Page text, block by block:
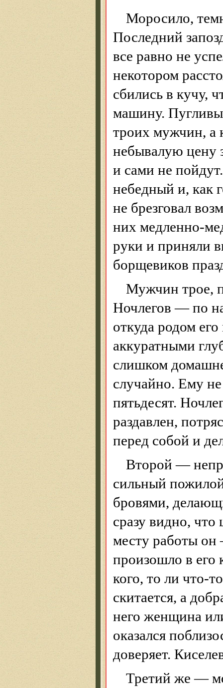
Моросило,
Последний
все равно не
некотором
сбились в кучу,
машину.
троих мужчин, а
небывалую цену
и сами не
небедный и, как
не брезговал
них медленно-
руки и приняли
борщевиков
Мужчин трое,
Ночлегов — по
откуда родом
аккуратными
слишком
случайно. Ему
пятьдесят.
раздавлен,
перед собой и
Второй —
сильный
бровями,
сразу видно,
месту работы
произошло в его
кого, то ли что-
скитается, а
него женщина
оказался
доверяет.
Третий же —